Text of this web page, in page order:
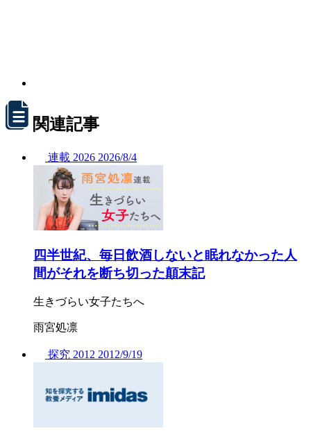
関連記事
連載 2026 2026/8/4
四半世紀、毎日飲酒しないと眠れなかった人
間がそれを断ち切った顛末記
生きづらい女子たちへ
雨宮処凛
探究 2012 2012/9/19